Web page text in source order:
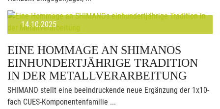
14.10.2025
EINE HOMMAGE AN SHIMANOS
EINHUNDERTJÄHRIGE TRADITION
IN DER METALLVERARBEITUNG
SHIMANO stellt eine beeindruckende neue Ergänzung der 1x10-
fach CUES-Komponentenfamilie ...